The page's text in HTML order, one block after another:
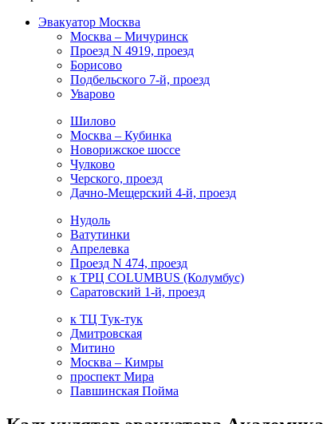
Эвакуатор Москва
Москва – Мичуринск
Проезд N 4919, проезд
Борисово
Подбельского 7-й, проезд
Уварово
Шилово
Москва – Кубинка
Новорижское шоссе
Чулково
Черского, проезд
Дачно-Мещерский 4-й, проезд
Нудоль
Ватутинки
Апрелевка
Проезд N 474, проезд
к ТРЦ COLUMBUS (Колумбус)
Саратовский 1-й, проезд
к ТЦ Тук-тук
Дмитровская
Митино
Москва – Кимры
проспект Мира
Павшинская Пойма